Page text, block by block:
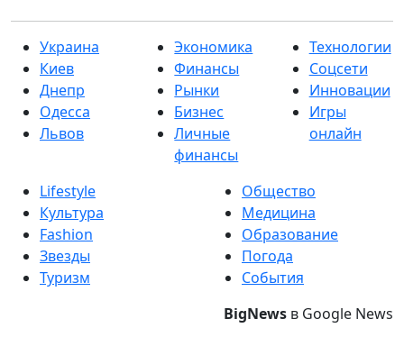
Украина
Киев
Днепр
Одесса
Львов
Экономика
Финансы
Рынки
Бизнес
Личные
финансы
Технологии
Соцсети
Инновации
Игры
онлайн
Lifestyle
Культура
Fashion
Звезды
Туризм
Общество
Медицина
Образование
Погода
События
BigNews в Google News